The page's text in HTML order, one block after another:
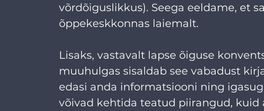
võrdõiguslikkus). Seega eeldame, et
õppekeskkonnas laiemalt.
Lisaks, vastavalt lapse õiguse
muuhulgas sisaldab see vabadust
edasi anda informatsiooni ning
võivad kehtida teatud piirangud,